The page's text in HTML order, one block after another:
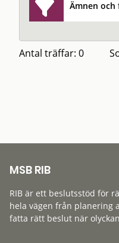
Ämnen
Antal träffar: 0
MSB RIB
RIB är ett beslutsstöd för
hela vägen från planering
fatta rätt beslut när